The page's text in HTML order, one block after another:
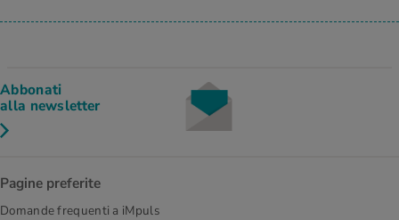
Abbonati
alla newsletter
Pagine preferite
Domande frequenti a iMpuls